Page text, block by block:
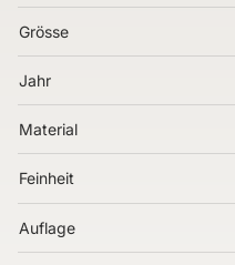
Grösse
Jahr
Material
Feinheit
Auflage